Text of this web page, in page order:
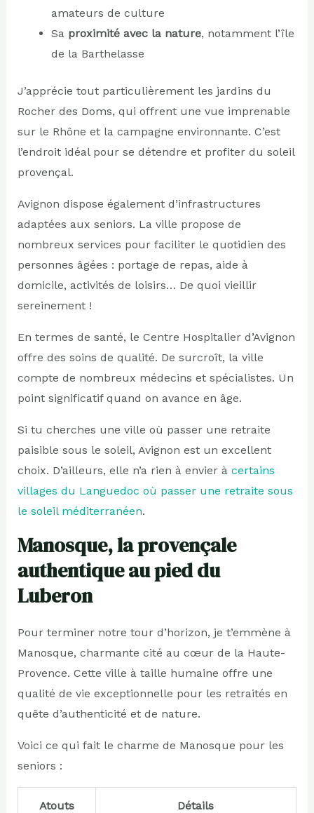
amateurs de culture
Sa proximité avec la nature, notamment l’île
de la Barthelasse
J’apprécie tout particulièrement les jardins du
Rocher des Doms, qui offrent une vue imprenable
sur le Rhône et la campagne environnante. C’est
l’endroit idéal pour se détendre et profiter du soleil
provençal.
Avignon dispose également d’infrastructures
adaptées aux seniors. La ville propose de
nombreux services pour faciliter le quotidien des
personnes âgées : portage de repas, aide à
domicile, activités de loisirs… De quoi vieillir
sereinement !
En termes de santé, le Centre Hospitalier d’Avignon
offre des soins de qualité. De surcroît, la ville
compte de nombreux médecins et spécialistes. Un
point significatif quand on avance en âge.
Si tu cherches une ville où passer une retraite
paisible sous le soleil, Avignon est un excellent
choix. D’ailleurs, elle n’a rien à envier à certains
villages du Languedoc où passer une retraite sous
le soleil méditerranéen.
Manosque, la provençale
authentique au pied du
Luberon
Pour terminer notre tour d’horizon, je t’emmène à
Manosque, charmante cité au cœur de la Haute-
Provence. Cette ville à taille humaine offre une
qualité de vie exceptionnelle pour les retraités en
quête d’authenticité et de nature.
Voici ce qui fait le charme de Manosque pour les
seniors :
Atouts Détails